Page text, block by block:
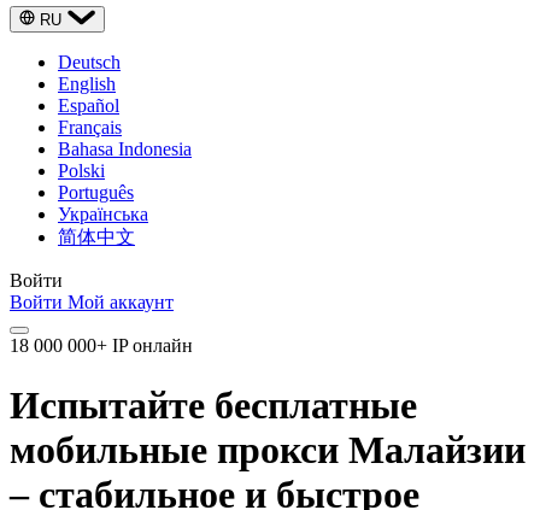
RU
Deutsch
English
Español
Français
Bahasa Indonesia
Polski
Português
Українська
简体中文
Войти
Войти Мой аккаунт
18 000 000+ IP онлайн
Испытайте бесплатные
мобильные прокси Малайзии
– стабильное и быстрое